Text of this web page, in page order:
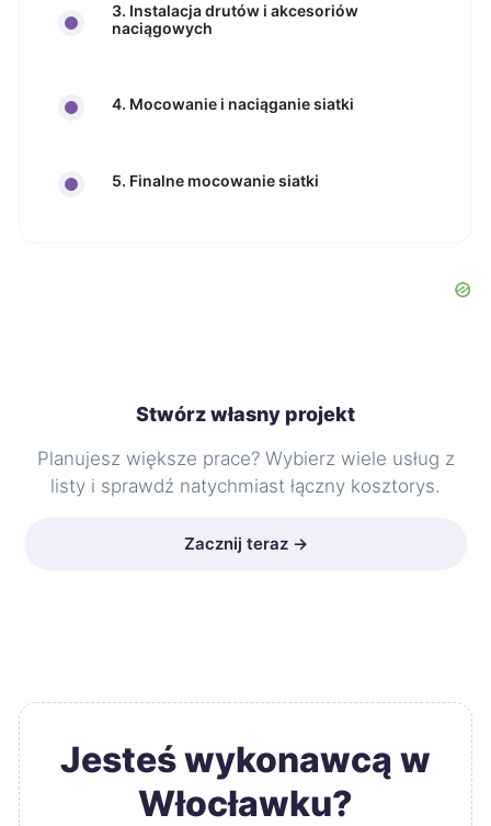
3. Instalacja drutów i akcesoriów
naciągowych
4. Mocowanie i naciąganie siatki
5. Finalne mocowanie siatki
Stwórz własny projekt
Planujesz większe prace? Wybierz wiele usług z
listy i sprawdź natychmiast łączny kosztorys.
Zacznij teraz →
Jesteś wykonawcą w
Włocławku?